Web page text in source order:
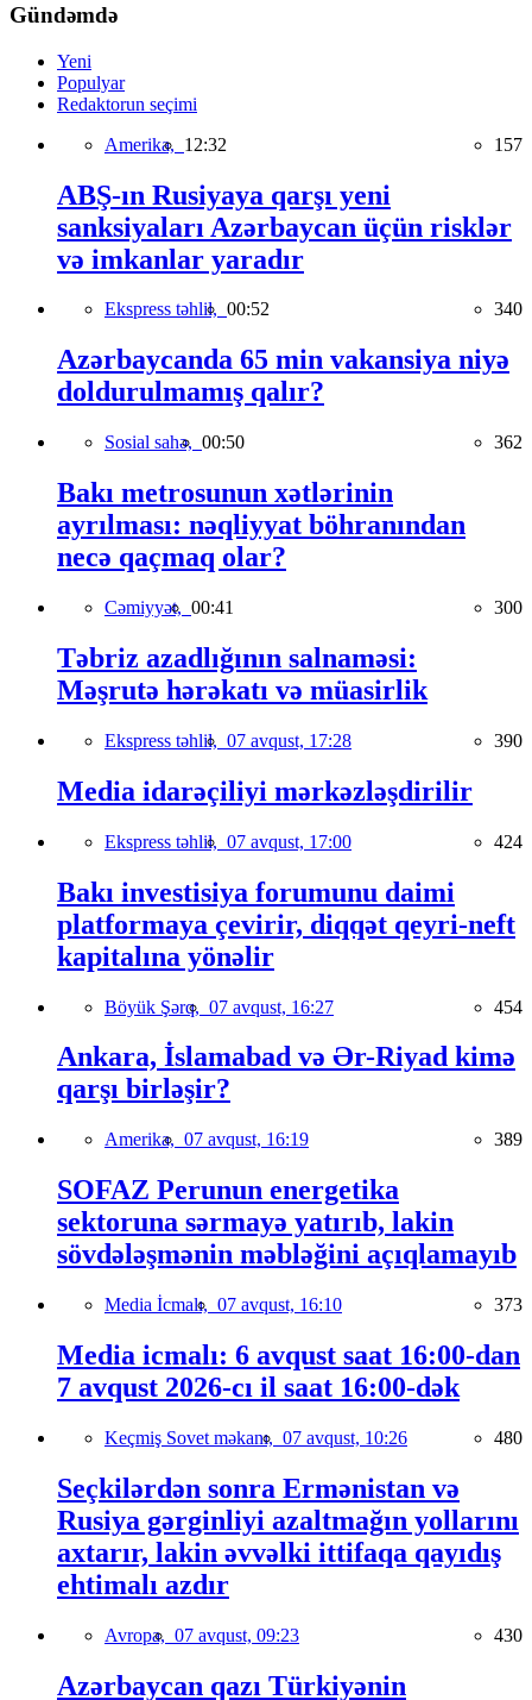
Gündəmdə
Yeni
Populyar
Redaktorun seçimi
Amerika, 12:32 157
ABŞ-ın Rusiyaya qarşı yeni
sanksiyaları Azərbaycan üçün risklər
və imkanlar yaradır
Ekspress təhlil, 00:52 340
Azərbaycanda 65 min vakansiya niyə
doldurulmamış qalır?
Sosial sahə, 00:50 362
Bakı metrosunun xətlərinin
ayrılması: nəqliyyat böhranından
necə qaçmaq olar?
Cəmiyyət, 00:41 300
Təbriz azadlığının salnaməsi:
Məşrutə hərəkatı və müasirlik
Ekspress təhlil, 07 avqust, 17:28 390
Media idarəçiliyi mərkəzləşdirilir
Ekspress təhlil, 07 avqust, 17:00 424
Bakı investisiya forumunu daimi
platformaya çevirir, diqqət qeyri-neft
kapitalına yönəlir
Böyük Şərq, 07 avqust, 16:27 454
Ankara, İslamabad və Ər-Riyad kimə
qarşı birləşir?
Amerika, 07 avqust, 16:19 389
SOFAZ Perunun energetika
sektoruna sərmayə yatırıb, lakin
sövdələşmənin məbləğini açıqlamayıb
Media İcmalı, 07 avqust, 16:10 373
Media icmalı: 6 avqust saat 16:00-dan
7 avqust 2026-cı il saat 16:00-dək
Keçmiş Sovet məkanı, 07 avqust, 10:26 480
Seçkilərdən sonra Ermənistan və
Rusiya gərginliyi azaltmağın yollarını
axtarır, lakin əvvəlki ittifaqa qayıdış
ehtimalı azdır
Avropa, 07 avqust, 09:23 430
Azərbaycan qazı Türkiyənin